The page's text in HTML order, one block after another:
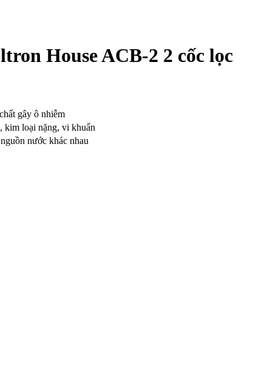
House ACB-2 2 cốc lọc
gây ô nhiễm
kim loại nặng, vi khuẩn
nước khác nhau